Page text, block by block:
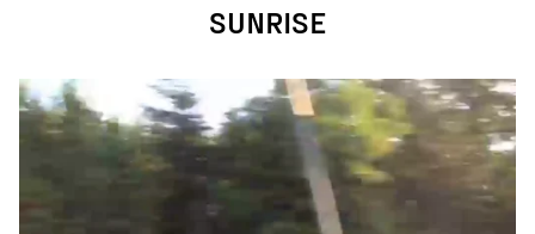
SUNRISE